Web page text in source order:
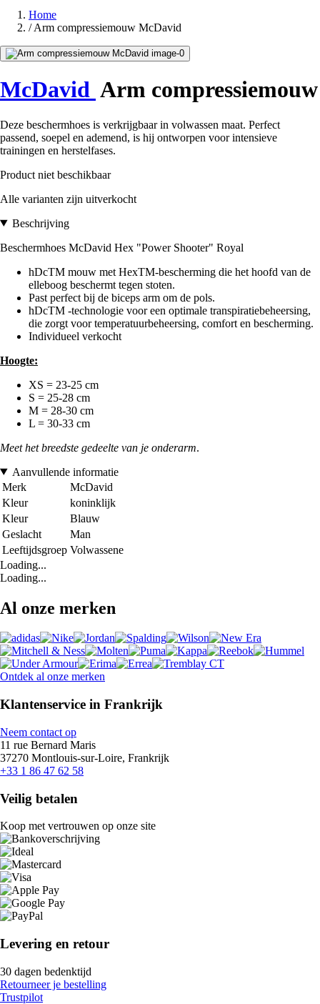
Home
/ Arm compressiemouw McDavid
McDavid Arm compressiemouw
Deze beschermhoes is verkrijgbaar in volwassen maat. Perfect
passend, soepel en ademend, is hij ontworpen voor intensieve
trainingen en herstelfases.
Product niet beschikbaar
Alle varianten zijn uitverkocht
Beschrijving
Beschermhoes McDavid Hex "Power Shooter" Royal
hDcTM mouw met HexTM-bescherming die het hoofd van de
elleboog beschermt tegen stoten.
Past perfect bij de biceps arm om de pols.
hDcTM -technologie voor een optimale transpiratiebeheersing,
die zorgt voor temperatuurbeheersing, comfort en bescherming.
Individueel verkocht
Hoogte:
XS = 23-25 cm
S = 25-28 cm
M = 28-30 cm
L = 30-33 cm
Meet het breedste gedeelte van je onderarm.
Aanvullende informatie
Merk
McDavid
Kleur
koninklijk
Kleur
Blauw
Geslacht
Man
Leeftijdsgroep Volwassene
Loading...
Loading...
Al onze merken
Ontdek al onze merken
Klantenservice in Frankrijk
Neem contact op
11 rue Bernard Maris
37270 Montlouis-sur-Loire, Frankrijk
+33 1 86 47 62 58
Veilig betalen
Koop met vertrouwen op onze site
Levering en retour
30 dagen bedenktijd
Retourneer je bestelling
Trustpilot